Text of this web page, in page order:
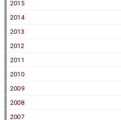
2015
2014
2013
2012
2011
2010
2009
2008
2007